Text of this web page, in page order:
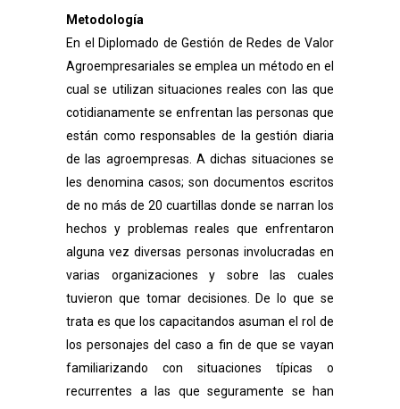
Metodología
En el Diplomado de Gestión de Redes de Valor
Agroempresariales se emplea un método en el
cual se utilizan situaciones reales con las que
cotidianamente se enfrentan las personas que
están como responsables de la gestión diaria
de las agroempresas. A dichas situaciones se
les denomina casos; son documentos escritos
de no más de 20 cuartillas donde se narran los
hechos y problemas reales que enfrentaron
alguna vez diversas personas involucradas en
varias organizaciones y sobre las cuales
tuvieron que tomar decisiones. De lo que se
trata es que los capacitandos asuman el rol de
los personajes del caso a fin de que se vayan
familiarizando con situaciones típicas o
recurrentes a las que seguramente se han